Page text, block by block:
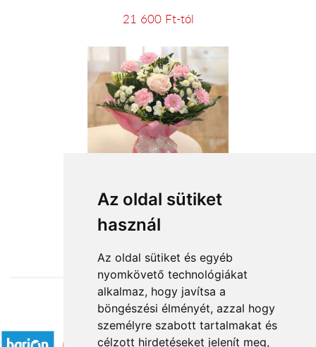
Az oldal sütiket
használ
Az oldal sütiket és egyéb
nyomkövető technológiákat
alkalmaz, hogy javítsa a
böngészési élményét, azzal hogy
személyre szabott tartalmakat és
célzott hirdetéseket jelenít meg,
21 600 Ft-tól
Rózsaszín köd
24 800 Ft-tól
Elfogadott fizetési módok